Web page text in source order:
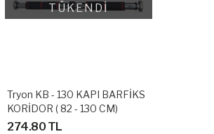
TÜKENDİ
Tryon KB - 130 KAPI BARFİKS
KORİDOR ( 82 - 130 CM)
274.80 TL